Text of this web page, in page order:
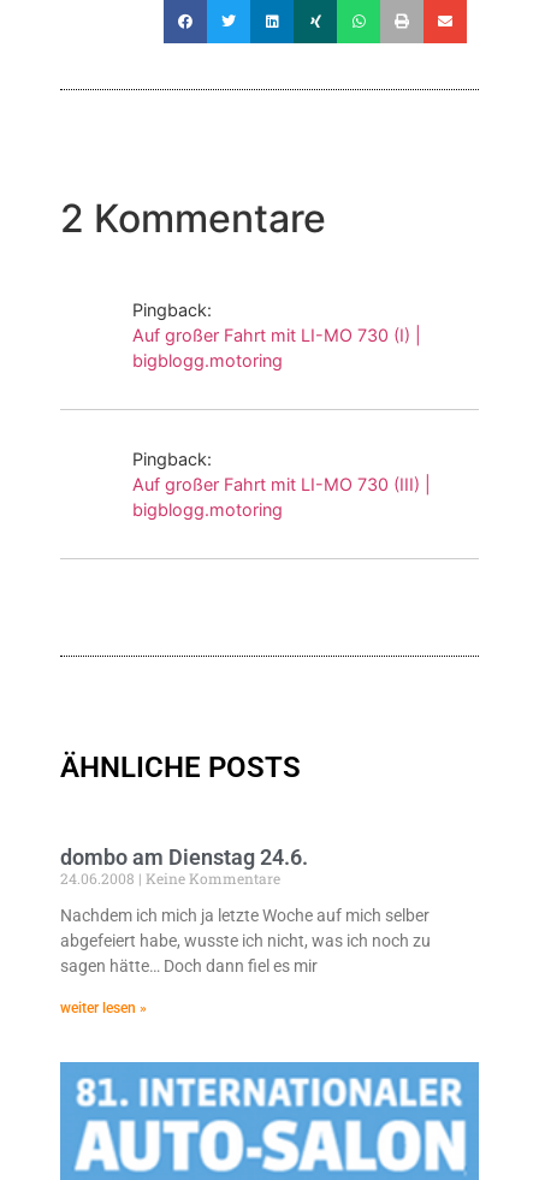
2 Kommentare
Pingback:
Auf großer Fahrt mit LI-MO 730 (I) |
bigblogg.motoring
Pingback:
Auf großer Fahrt mit LI-MO 730 (III) |
bigblogg.motoring
ÄHNLICHE POSTS
dombo am Dienstag 24.6.
24.06.2008
Keine Kommentare
Nachdem ich mich ja letzte Woche auf mich selber
abgefeiert habe, wusste ich nicht, was ich noch zu
sagen hätte… Doch dann fiel es mir
weiter lesen »